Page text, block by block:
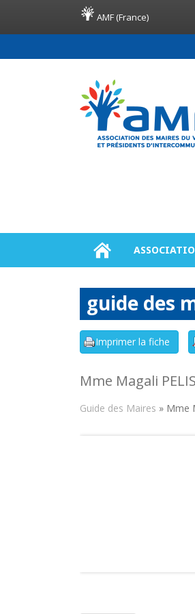
AMF (France)
guide des
Mme Magali
Guide des Maires » Mme